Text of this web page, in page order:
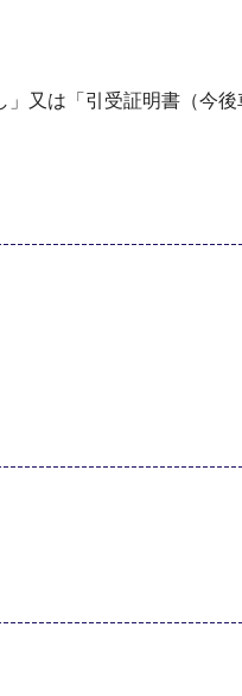
又は「引受証明書（今